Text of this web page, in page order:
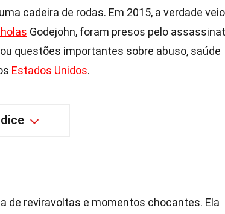
cadeira de rodas. Em 2015, a verdade veio
Godejohn, foram presos pelo
questões importantes sobre abuso, saúde
Estados Unidos.
de reviravoltas e momentos chocantes. Ela